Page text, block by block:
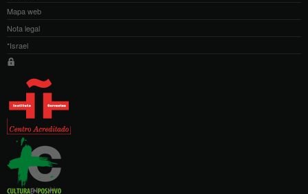
Mapa web
Nota legal
*Israel